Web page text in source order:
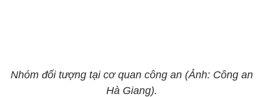
Nhóm đối tượng tại cơ quan công an (Ảnh: Công an
Hà Giang).